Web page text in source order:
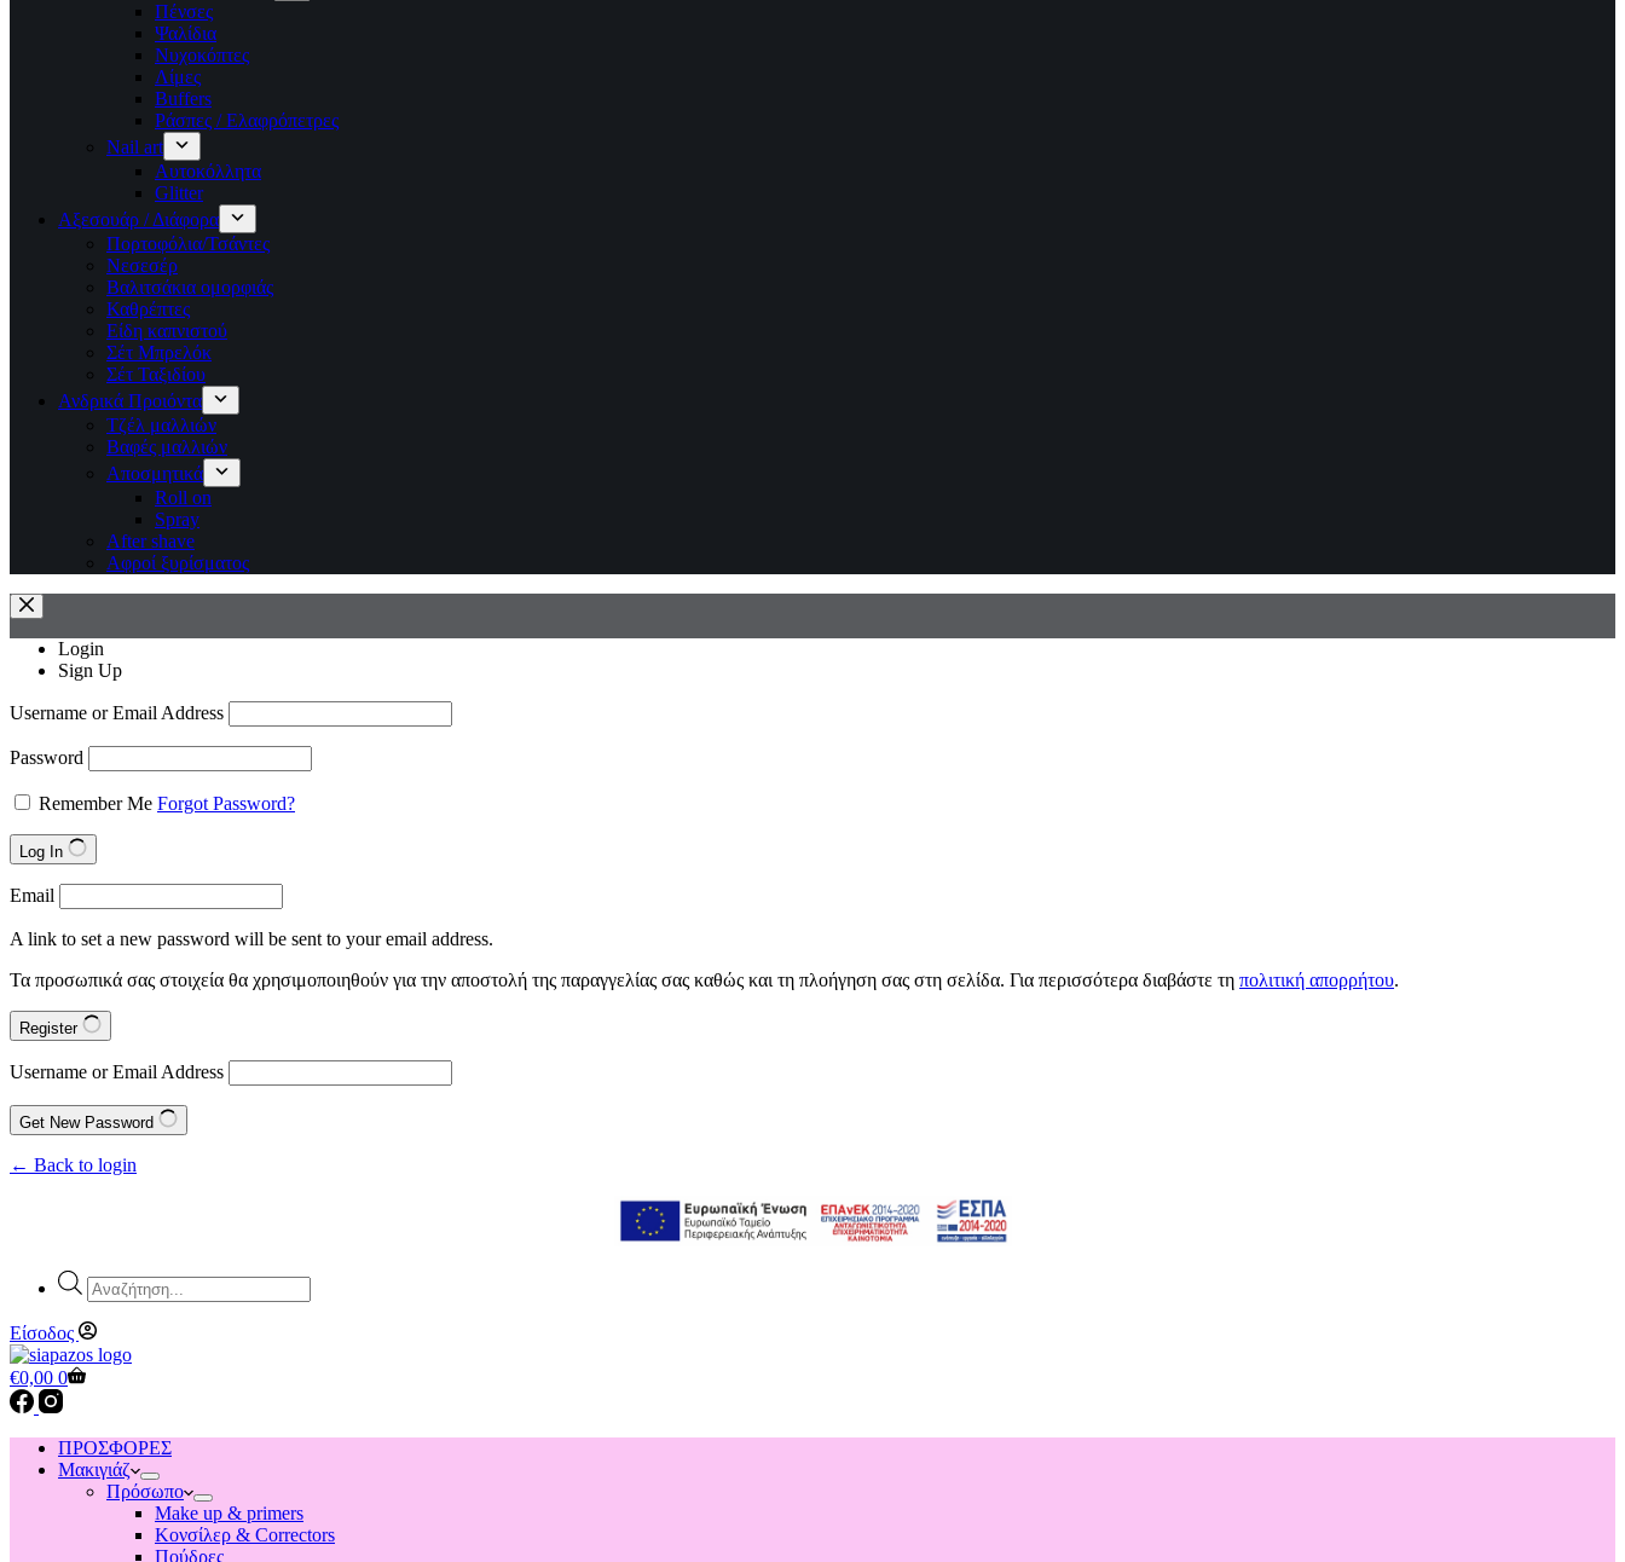
Πένσες
Ψαλίδια
Νυχοκόπτες
Λίμες
Buffers
Ράσπες / Ελαφρόπετρες
Nail art
Αυτοκόλλητα
Glitter
Αξεσουάρ / Διάφορα
Πορτοφόλια/Τσάντες
Νεσεσέρ
Βαλιτσάκια ομορφιάς
Καθρέπτες
Είδη καπνιστού
Σέτ Μπρελόκ
Σέτ Ταξιδίου
Ανδρικά Προιόντα
Τζέλ μαλλιών
Βαφές μαλλιών
Αποσμητικά
Roll on
Spray
After shave
Αφροί ξυρίσματος
Login
Sign Up
Username or Email Address
Password
Remember Me Forgot Password?
Log In
Email
A link to set a new password will be sent to your email address.
Τα προσωπικά σας στοιχεία θα χρησιμοποιηθούν για την αποστολή της παραγγελίας σας καθώς και τη πλοήγηση σας στη σελίδα. Για περισσότερα διαβάστε τη πολιτική απορρήτου.
Register
Username or Email Address
Get New Password
← Back to login
Products
search
Είσοδος
Shopping
cart
€0,00 0
ΠΡΟΣΦΟΡΕΣ
Μακιγιάζ
Πρόσωπο
Make up & primers
Κονσίλερ & Correctors
Πούδρες